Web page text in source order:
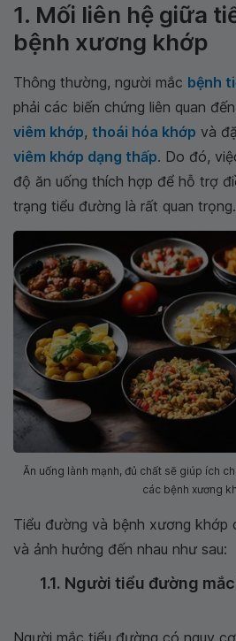
1. Mối liên hệ giữa
bệnh xương khớp
Thông thường, người mắc bệnh
phải các biến chứng liên quan
viêm khớp, thoái hóa khớp và
viêm khớp dạng thấp. Do đó,
độ ăn uống thích hợp để hỗ trợ
trạng tiểu đường là rất quan trọng.
Ăn uống lành mạnh, đủ chất sẽ giúp ích
các bệnh xương
Tiểu đường và bệnh xương khớp
và ảnh hưởng đến nhau như sau:
1.1. Người tiểu đường
Người mắc tiểu đường có nguy